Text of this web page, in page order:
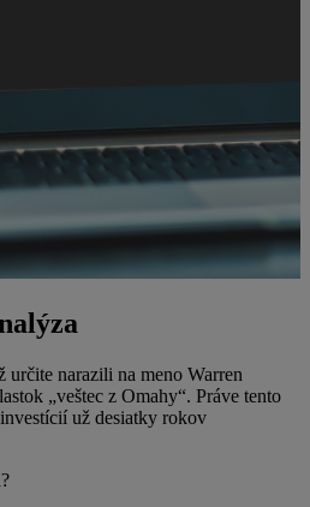
určite narazili na meno Warren
„veštec z Omahy“. Práve tento
už desiatky rokov